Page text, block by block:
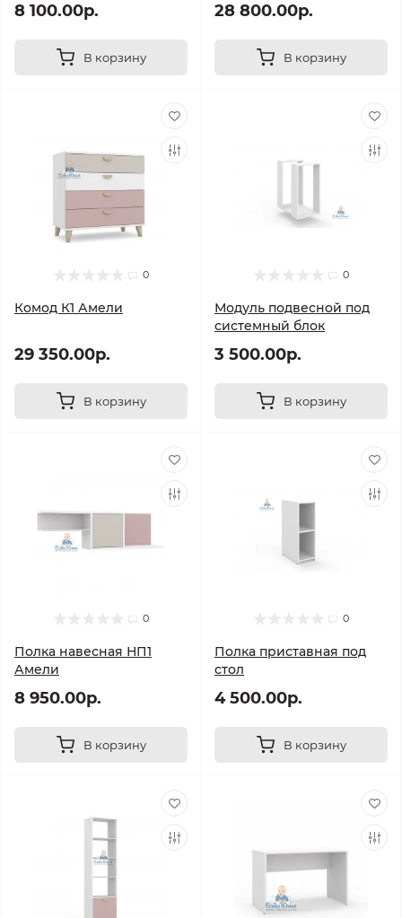
8 100.00р.
В корзину
28 800.00р.
В корзину
0
Комод К1 Амели
29 350.00р.
В корзину
0
Модуль подвесной под
системный блок
3 500.00р.
В корзину
0
Полка навесная НП1
Амели
8 950.00р.
В корзину
0
Полка приставная под
стол
4 500.00р.
В корзину